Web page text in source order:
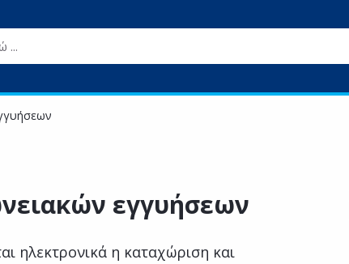
εγγυήσεων
ηλεκτρονικά η καταχώριση και